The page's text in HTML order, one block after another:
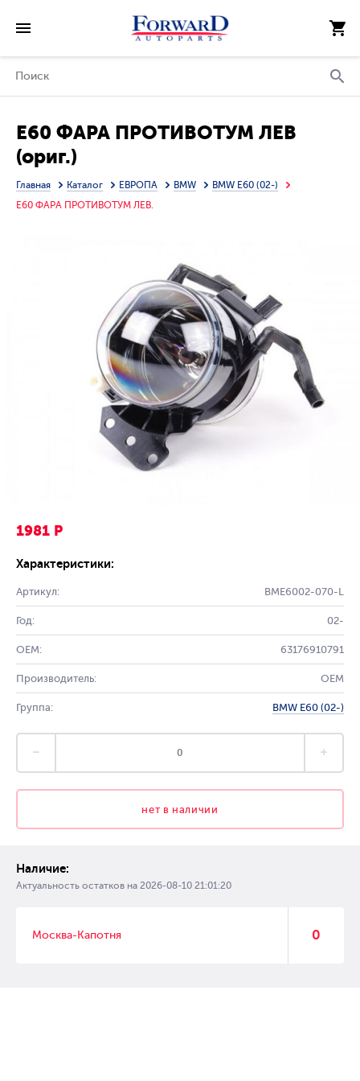
E60 ФАРА ПРОТИВОТУМ ЛЕВ
(ориг.)
Главная Каталог ЕВРОПА BMW
BMW E60 (02-)
E60 ФАРА ПРОТИВОТУМ ЛЕВ.
1981 Р
Характеристики:
Артикул: BME6002-070-L
Год: 02-
OEM: 63176910791
Производитель: OEM
Группа: BMW E60 (02-)
нет в наличии
Наличие:
Актуальность остатков на 2026-08-10 21:01:20
Москва-Капотня 0